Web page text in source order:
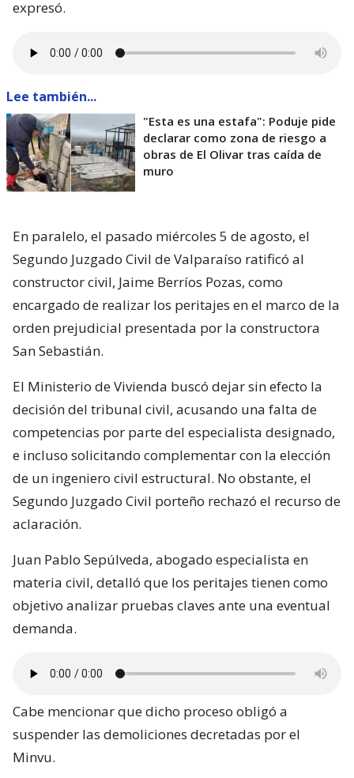
expresó.
Lee también...
"Esta es una estafa": Poduje pide
declarar como zona de riesgo a
obras de El Olivar tras caída de
muro
En paralelo, el pasado miércoles 5 de agosto, el
Segundo Juzgado Civil de Valparaíso ratificó al
constructor civil, Jaime Berríos Pozas, como
encargado de realizar los peritajes en el marco de la
orden prejudicial presentada por la constructora
San Sebastián.
El Ministerio de Vivienda buscó dejar sin efecto la
decisión del tribunal civil, acusando una falta de
competencias por parte del especialista designado,
e incluso solicitando complementar con la elección
de un ingeniero civil estructural. No obstante, el
Segundo Juzgado Civil porteño rechazó el recurso de
aclaración.
Juan Pablo Sepúlveda, abogado especialista en
materia civil, detalló que los peritajes tienen como
objetivo analizar pruebas claves ante una eventual
demanda.
Cabe mencionar que dicho proceso obligó a
suspender las demoliciones decretadas por el
Minvu.